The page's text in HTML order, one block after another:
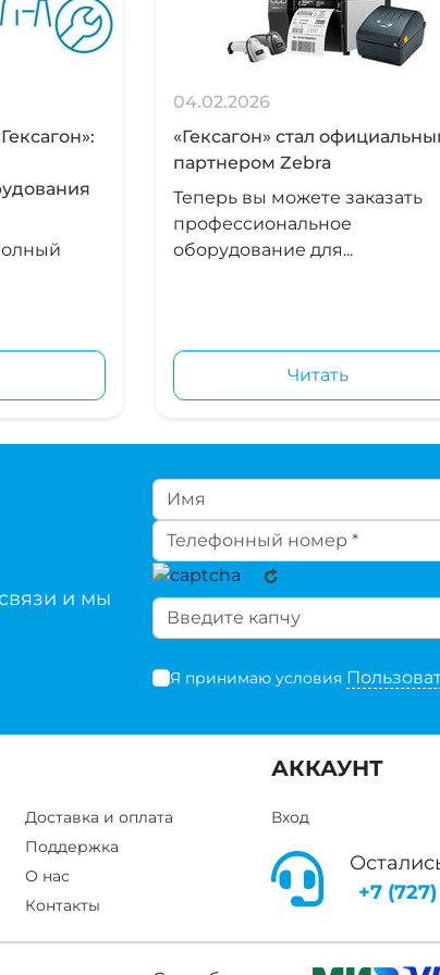
04.02.2026
«Гексагон» стал
партнером Zebra
Теперь вы можете заказать
профессиональное
оборудование для...
Читать
и мы
Я принимаю условия
Доставка и оплата
Поддержка
О нас
Контакты
АККАУНТ
Вход
+7